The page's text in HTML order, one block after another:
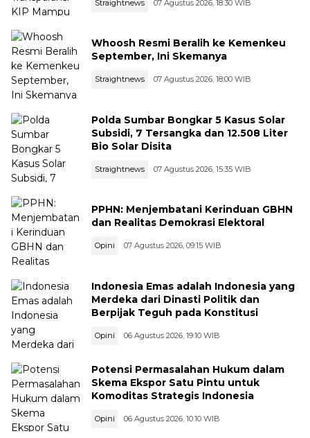
Straightnews 07 Agustus 2026, 18:30 WIB
Whoosh Resmi Beralih ke Kemenkeu
September, Ini Skemanya
Straightnews 07 Agustus 2026, 18:00 WIB
Polda Sumbar Bongkar 5 Kasus Solar
Subsidi, 7 Tersangka dan 12.508 Liter
Bio Solar Disita
Straightnews 07 Agustus 2026, 15:35 WIB
PPHN: Menjembatani Kerinduan GBHN
dan Realitas Demokrasi Elektoral
Opini 07 Agustus 2026, 09:15 WIB
Indonesia Emas adalah Indonesia yang
Merdeka dari Dinasti Politik dan
Berpijak Teguh pada Konstitusi
Opini 06 Agustus 2026, 19:10 WIB
Potensi Permasalahan Hukum dalam
Skema Ekspor Satu Pintu untuk
Komoditas Strategis Indonesia
Opini 06 Agustus 2026, 10:10 WIB